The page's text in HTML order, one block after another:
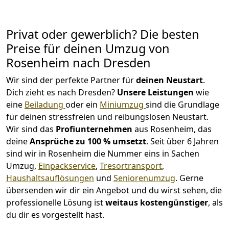
Privat oder gewerblich? Die besten
Preise für deinen Umzug von
Rosenheim nach Dresden
Wir sind der perfekte Partner fürdeinen Neustart.
Dich zieht es nach Dresden? Unsere Leistungen wie
eine Beiladung oder ein Miniumzug sind die Grundlage
für deinen stressfreien und reibungslosen Neustart.
Wir sind das Profiunternehmen aus Rosenheim, das
deineAnsprüche zu 100 % umsetzt. Seit über 6 Jahren
sind wir in Rosenheim die Nummer eins in Sachen
Umzug, Einpackservice, Tresortransport,
Haushaltsauflösungen und Seniorenumzug. Gerne
übersenden wir dir ein Angebot und du wirst sehen, die
professionelle Lösung istweitaus kostengünstiger, als
du dir es vorgestellt hast.